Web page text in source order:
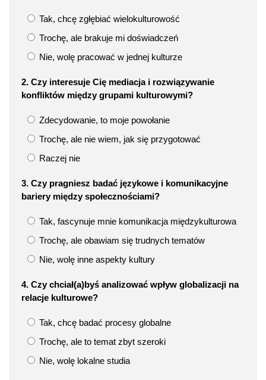
Tak, chcę zgłębiać wielokulturowość
Trochę, ale brakuje mi doświadczeń
Nie, wolę pracować w jednej kulturze
2. Czy interesuje Cię mediacja i rozwiązywanie
konfliktów między grupami kulturowymi?
Zdecydowanie, to moje powołanie
Trochę, ale nie wiem, jak się przygotować
Raczej nie
3. Czy pragniesz badać językowe i komunikacyjne
bariery między społecznościami?
Tak, fascynuje mnie komunikacja międzykulturowa
Trochę, ale obawiam się trudnych tematów
Nie, wolę inne aspekty kultury
4. Czy chciał(a)byś analizować wpływ globalizacji na
relacje kulturowe?
Tak, chcę badać procesy globalne
Trochę, ale to temat zbyt szeroki
Nie, wolę lokalne studia